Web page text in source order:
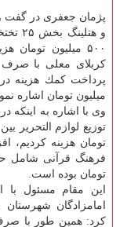
پژمان جعفری در گفت و
و
میلیون تومان اشاره
وی با اشاره به
تومان هزینه كردیم،
تومان بوده است.
این مقام مسئول با